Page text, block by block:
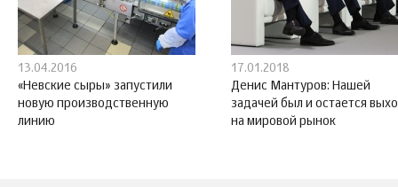
13.04.2016
«Невские сыры» запустили
новую производственную
линию
17.01.2018
Денис Мантуров: Нашей
задачей был и остается
на мировой рынок